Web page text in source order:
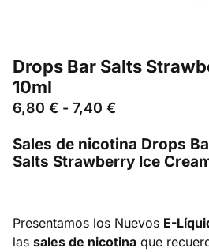
Drops Bar Salts
10ml
6,80 € - 7,40 €
Sales de nicotina Drops
Salts Strawberry Ice
Presentamos los Nuevos E-
las sales de nicotina que